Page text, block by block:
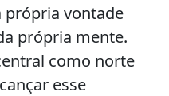
própria vontade
própria mente.
como norte
esse